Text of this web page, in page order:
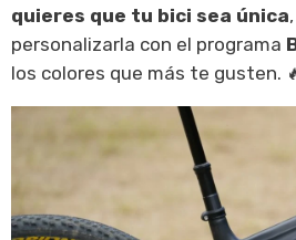
quieres que tu bici sea única
personalizarla con el programa
los colores que más te gusten.